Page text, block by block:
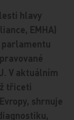
hlavy
EMHA)
parlamentu
V aktuálním
třiceti
shrnuje